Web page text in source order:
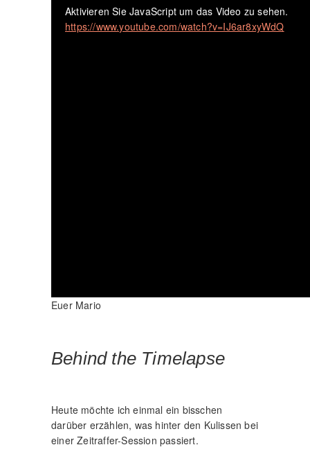
Aktivieren Sie JavaScript um das Video zu sehen.
https://www.youtube.com/watch?v=IJ6ar8xyWdQ
Euer Mario
Behind the Timelapse
Heute möchte ich einmal ein bisschen
darüber erzählen, was hinter den Kulissen bei
einer Zeitraffer-Session passiert.